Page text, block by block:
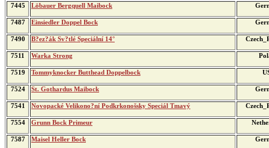
7445 Löbauer Bergquell Maibock
7487 Einsiedler Doppel Bock
7490 B?ez?ák Sv?tlé Speciální 14°
7511 Warka Strong
7519 Tommyknocker Butthead Doppelbock
7524 St. Gothardus Maibock
7541 Novopacké Velikono?ní Podkrkonošsky Speciál Tmavý
7554 Grunn Bock Primeur
7587 Maisel Heller Bock